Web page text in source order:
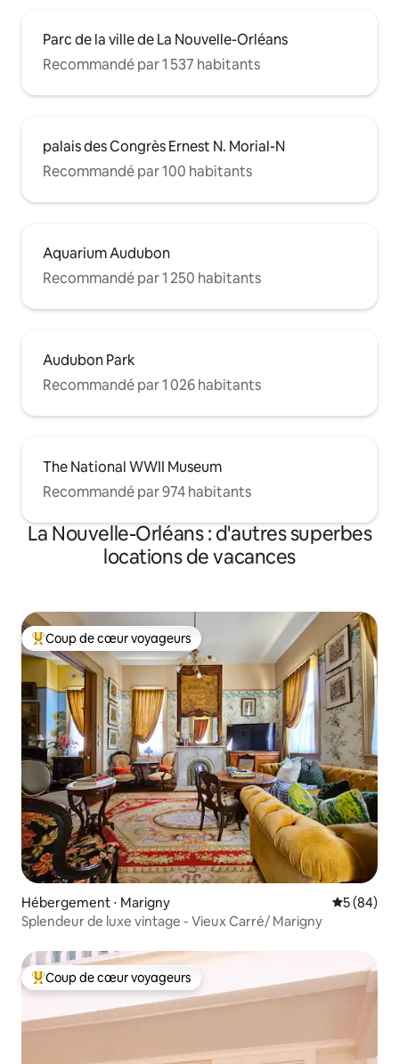
Parc de la ville de La Nouvelle-Orléans
Recommandé par 1 537 habitants
palais des Congrès Ernest N. Morial-N
Recommandé par 100 habitants
Aquarium Audubon
Recommandé par 1 250 habitants
Audubon Park
Recommandé par 1 026 habitants
The National WWII Museum
Recommandé par 974 habitants
La Nouvelle-Orléans : d'autres superbes
locations de vacances
Coups de cœur voyageurs les plus appréciés
Coup de cœur voyageurs
Hébergement ⋅ Marigny
5 (84)
Splendeur de luxe vintage - Vieux Carré/ Marigny
Coups de cœur voyageurs les plus appréciés
Coup de cœur voyageurs